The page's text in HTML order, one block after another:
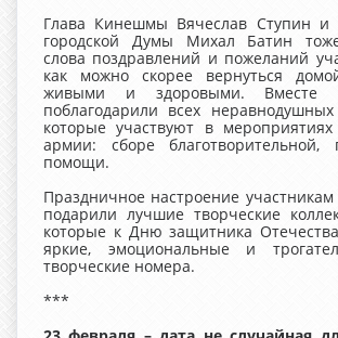
Глава Кинешмы Вячеслав Ступин и
городской Думы Михал Батин
слова поздравлений и пожеланий
как можно скорее вернуться
живыми и здоровыми.
поблагодарили всех
которые участвуют в
армии: сборе благотворительной,
помощи.
Праздничное настроение
подарили лучшие творческие
которые к Дню защитника
яркие, эмоциональные и
творческие номера.
***